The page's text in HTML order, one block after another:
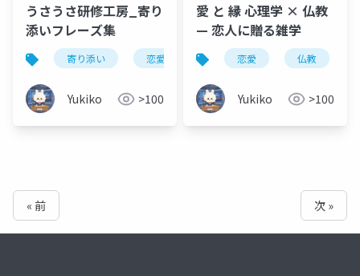
うさうさ研修工房_寄り
添いフレーズ集
寄り添い 恋愛
Yukiko >100
愛 と 縁 心理学 × 仏教
— 恋人に贈る雑学
恋愛 仏教
Yukiko >100
« 前 次 »